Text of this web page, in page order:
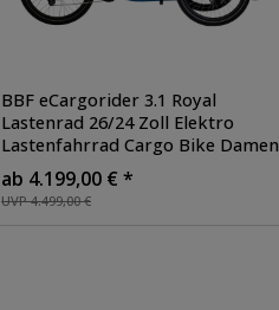
BBF eCargorider 3.1 Royal
Lastenrad 26/24 Zoll Elektro
Lastenfahrrad Cargo Bike Damen
Herren Cargo Cycle bis 132 kg
Zuladung, Farbe: blau
UVP 4.499,00 €
ab 4.199,00 € *